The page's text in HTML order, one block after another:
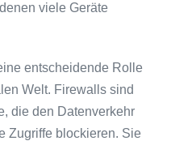
viele Geräte
entscheidende Rolle
Welt. Firewalls sind
die den Datenverkehr
Zugriffe blockieren. Sie